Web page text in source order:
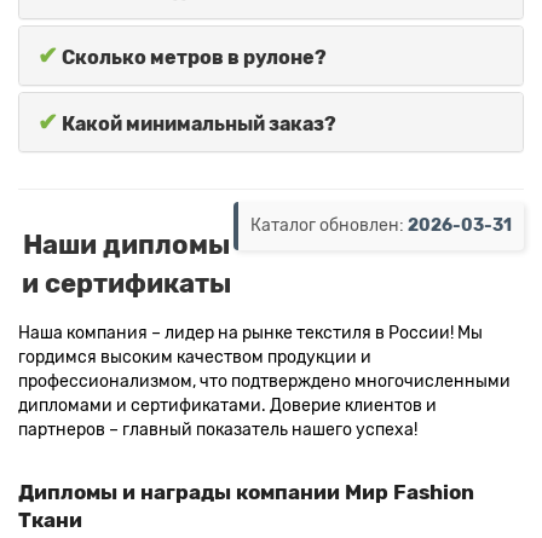
✔ Сколько метров в рулоне?
✔ Какой минимальный заказ?
Каталог обновлен: 2026-03-31
Наши дипломы
и сертификаты
Наша компания – лидер на рынке текстиля в России! Мы
гордимся высоким качеством продукции и
профессионализмом, что подтверждено многочисленными
дипломами и сертификатами. Доверие клиентов и
партнеров – главный показатель нашего успеха!
Дипломы и награды компании Мир Fashion
Ткани